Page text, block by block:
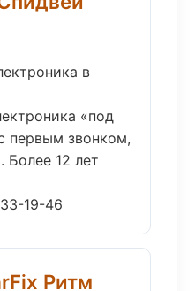
в
«под
первым звонком,
Более 12 лет
19-46
Ритм